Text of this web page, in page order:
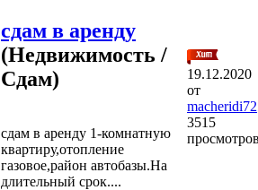
сдам в аренду
(Недвижимость /
Сдам)
сдам в аренду 1-комнатную
квартиру,отопление
газовое,район автобазы.На
длительный срок....
19.12.2020
от
macheridi72
3515